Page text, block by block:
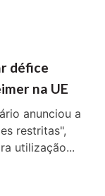
défice
na UE
anunciou a
restritas",
utilização...